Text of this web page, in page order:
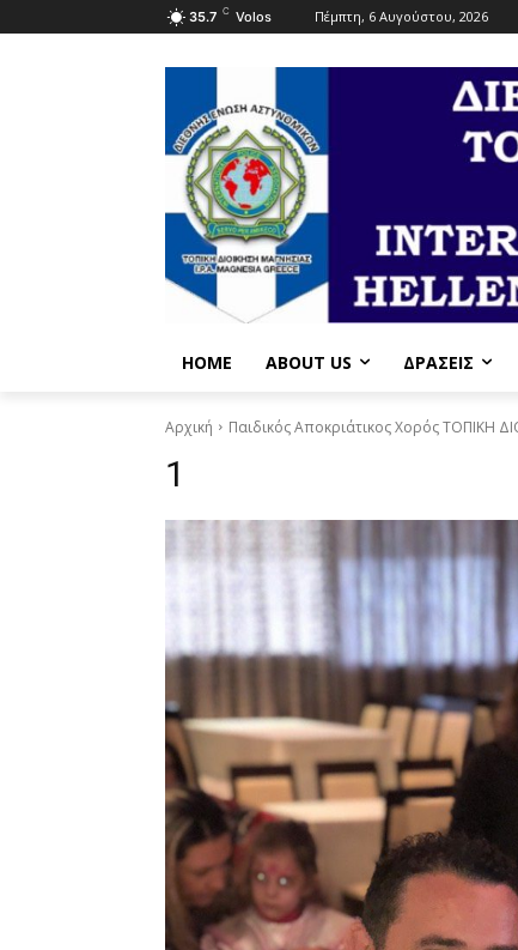
35.7 C Volos Πέμπτη, 6 Αυγούστου, 2026
HOME ABOUT US ΔΡΆΣΕΙΣ
Αρχική Παιδικός Αποκριάτικος Χορός ΤΟΠΙΚΗ
1